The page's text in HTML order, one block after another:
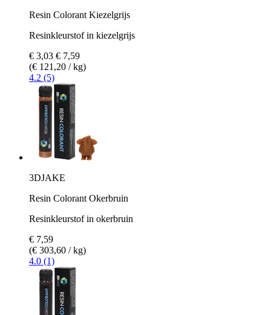
Resin Colorant Kiezelgrijs
Resinkleurstof in kiezelgrijs
€ 3,03 € 7,59
(€ 121,20 / kg)
4.2 (5)
3DJAKE
Resin Colorant Okerbruin
Resinkleurstof in okerbruin
€ 7,59
(€ 303,60 / kg)
4.0 (1)